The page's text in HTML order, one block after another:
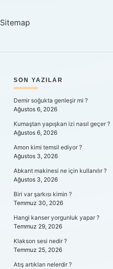
Sitemap
SIDEBAR
SON YAZILAR
Demir soğukta genleşir mi ?
Ağustos 6, 2026
Kumaştan yapışkan izi nasıl geçer ?
Ağustos 6, 2026
Amon kimi temsil ediyor ?
Ağustos 3, 2026
Abkant makinesi ne için kullanılır ?
Ağustos 3, 2026
Biri var şarkısı kimin ?
Temmuz 30, 2026
Hangi kanser yorgunluk yapar ?
Temmuz 29, 2026
Klakson sesi nedir ?
Temmuz 25, 2026
Atış artıkları nelerdir ?